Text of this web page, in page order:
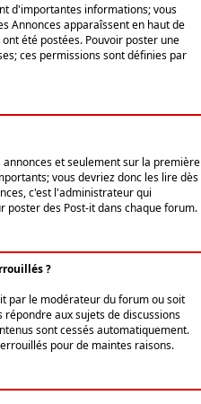
d'importantes informations; vous
Annonces apparaîssent en haut de
été postées. Pouvoir poster une
ces permissions sont définies par
et seulement sur la première
vous devriez donc les lire dès
c'est l'administrateur qui
des Post-it dans chaque forum.
?
par le modérateur du forum ou soit
aux sujets de discussions
sont cessés automatiquement.
pour de maintes raisons.